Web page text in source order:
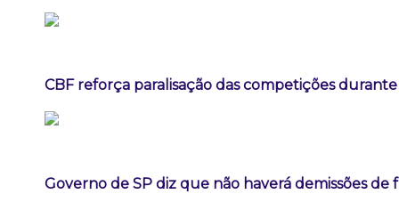
CBF reforça paralisação das competições
Governo de SP diz que não haverá demissões de